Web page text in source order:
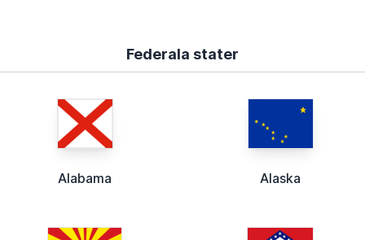
Federala stater
Alabama Alaska